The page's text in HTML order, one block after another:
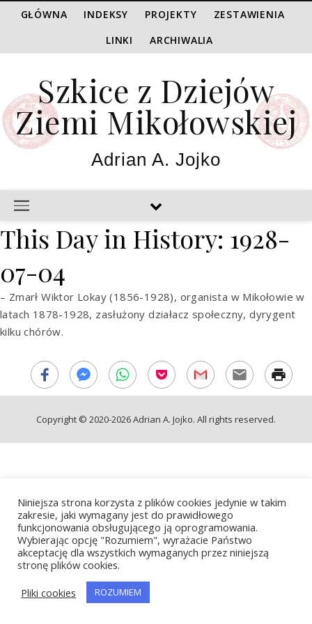
GŁÓWNA INDEKSY PROJEKTY
ZESTAWIENIA
LINKI
ARCHIWALIA
Szkice z Dziejów
Ziemi Mikołowskiej
Adrian A. Jojko
This Day in History: 1928-
07-04
– Zmarł Wiktor Lokay (1856-1928), organista w Mikołowie w
latach 1878-1928, zasłużony działacz społeczny, dyrygent
kilku chórów.
Copyright © 2020-2026 Adrian A. Jojko. All rights reserved.
Niniejsza strona korzysta z plików cookies jedynie w takim
zakresie, jaki wymagany jest do prawidłowego
funkcjonowania obsługującego ją oprogramowania.
Wybierając opcję "Rozumiem", wyrażacie Państwo
akceptację dla wszystkich wymaganych przez niniejszą
stronę plików cookies.
Pliki cookies
ROZUMIEM